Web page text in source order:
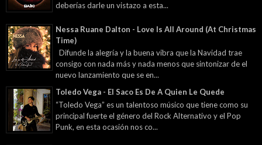
deberías darle un vistazo a esta...
Nessa Ruane Dalton - Love Is All Around (At Christmas
Time)
Difunde la alegría y la buena vibra que la Navidad trae
consigo con nada más y nada menos que sintonizar de el
nuevo lanzamiento que se en...
Toledo Vega - El Saco Es De A Quien Le Quede
“Toledo Vega” es un talentoso músico que tiene como su
principal fuerte el género del Rock Alternativo y el Pop
Punk, en esta ocasión nos co...